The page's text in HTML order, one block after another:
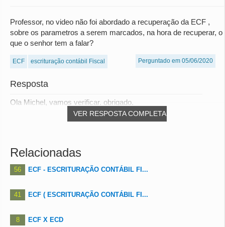
Professor, no video não foi abordado a recuperação da ECF ,
sobre os parametros a serem marcados, na hora de recuperar, o
que o senhor tem a falar?
ECF escrituração contábil Fiscal Perguntado em 05/06/2020
Resposta
VER RESPOSTA COMPLETA
Ola Michel, vamos verificar. obrigado.
Relacionadas
56 ECF - ESCRITURAÇÃO CONTÁBIL FI...
41 ECF ( ESCRITURAÇÃO CONTÁBIL FI...
8 ECF X ECD